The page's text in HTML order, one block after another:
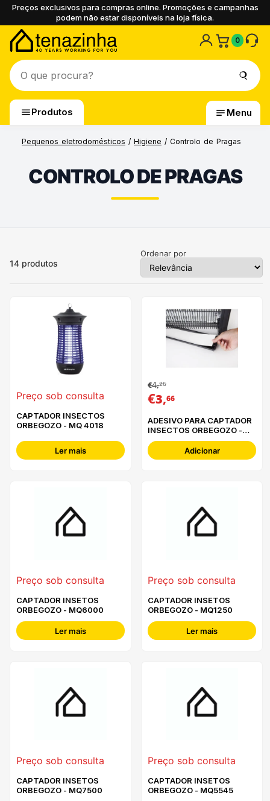
Preços exclusivos para compras online. Promoções e campanhas
podem não estar disponíveis na loja física.
0
Produtos Menu
Pequenos eletrodomésticos / Higiene / Controlo de Pragas
CONTROLO DE PRAGAS
14 produtos
Ordenar por
Preço sob consulta
CAPTADOR INSECTOS
ORBEGOZO - MQ 4018
Ler mais
€4,26
€3,66
ADESIVO PARA CAPTADOR
INSECTOS ORBEGOZO -
PAD 5040
Adicionar
Preço sob consulta
CAPTADOR INSETOS
ORBEGOZO - MQ6000
Ler mais
Preço sob consulta
CAPTADOR INSETOS
ORBEGOZO - MQ1250
Ler mais
Preço sob consulta
CAPTADOR INSETOS
ORBEGOZO - MQ7500
Preço sob consulta
CAPTADOR INSETOS
ORBEGOZO - MQ5545